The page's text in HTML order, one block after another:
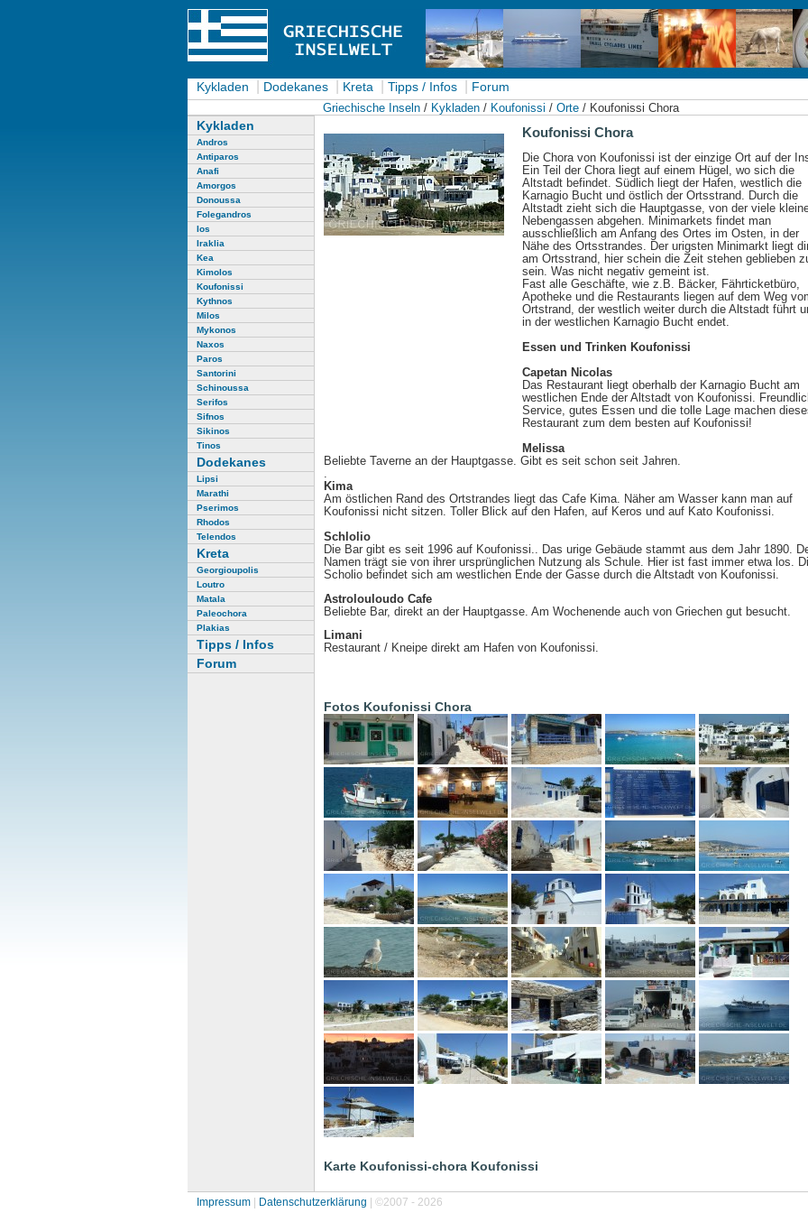
Kykladen Dodekanes Kreta Tipps / Infos Forum
Griechische Inseln / Kykladen / Koufonissi / Orte / Koufonissi Chora
Kykladen
Andros
Antiparos
Anafi
Amorgos
Donoussa
Folegandros
Ios
Iraklia
Kea
Kimolos
Koufonissi
Kythnos
Milos
Mykonos
Naxos
Paros
Santorini
Schinoussa
Serifos
Sifnos
Sikinos
Tinos
Dodekanes
Lipsi
Marathi
Pserimos
Rhodos
Telendos
Kreta
Georgioupolis
Loutro
Matala
Paleochora
Plakias
Tipps / Infos
Forum
Koufonissi Chora
Die Chora von Koufonissi ist der einzige Ort auf der
Ein Teil der Chora liegt auf einem Hügel, wo sich die
Altstadt befindet. Südlich liegt der Hafen, westlich die
Karnagio Bucht und östlich der Ortsstrand. Durch die
Altstadt zieht sich die Hauptgasse, von der viele
Nebengassen abgehen. Minimarkets findet man
ausschließlich am Anfang des Ortes im Osten, in der
Nähe des Ortsstrandes. Der urigsten Minimarkt liegt
am Ortsstrand, hier schein die Zeit stehen geblieben
sein. Was nicht negativ gemeint ist.
Fast alle Geschäfte, wie z.B. Bäcker, Fährticketbüro,
Apotheke und die Restaurants liegen auf dem Weg
Ortstrand, der westlich weiter durch die Altstadt führt
in der westlichen Karnagio Bucht endet.
Essen und Trinken Koufonissi
Capetan Nicolas
Das Restaurant liegt oberhalb der Karnagio Bucht am
westlichen Ende der Altstadt von Koufonissi.
Service, gutes Essen und die tolle Lage machen
Restaurant zum dem besten auf Koufonissi!
Melissa
Beliebte Taverne an der Hauptgasse. Gibt es seit schon seit Jahren.
Kima
Am östlichen Rand des Ortstrandes liegt das Cafe Kima. Näher am Wasser kann man auf
Koufonissi nicht sitzen. Toller Blick auf den Hafen, auf Keros und auf Kato Koufonissi.
Schlolio
Die Bar gibt es seit 1996 auf Koufonissi.. Das urige Gebäude stammt aus dem Jahr 1890.
Namen trägt sie von ihrer ursprünglichen Nutzung als Schule. Hier ist fast immer etwa los.
Scholio befindet sich am westlichen Ende der Gasse durch die Altstadt von Koufonissi.
Astrolouloudo Cafe
Beliebte Bar, direkt an der Hauptgasse. Am Wochenende auch von Griechen gut besucht.
Limani
Restaurant / Kneipe direkt am Hafen von Koufonissi.
Fotos Koufonissi Chora
Karte Koufonissi-chora Koufonissi
Impressum Datenschutzerklärung | ©2007 - 2026